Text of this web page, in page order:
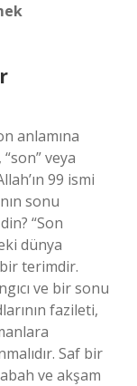
anlamına
veya
99 ismi
“Son
dünya
terimdir.
ve bir sonu
fazileti,
Saf bir
ve akşam